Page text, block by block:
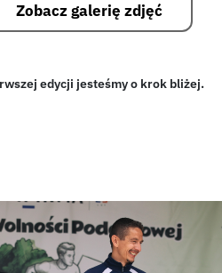
Zobacz galerię zdjęć
edycji jesteśmy o krok bliżej.